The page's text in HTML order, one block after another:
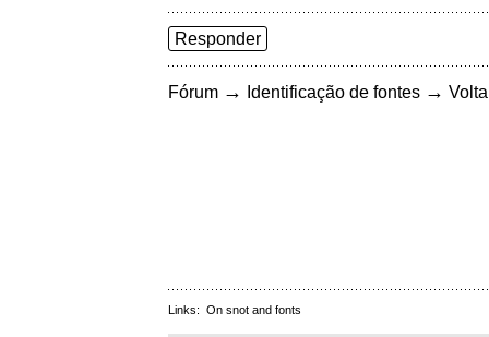
Responder
Fórum → Identificação de fontes →
Links: On snot and fonts